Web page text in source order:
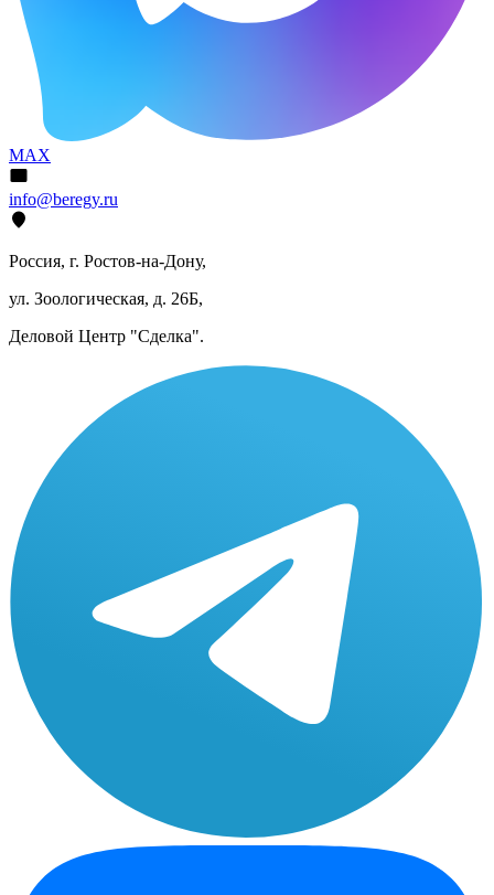
MAX
info@beregy.ru
Россия, г. Ростов-на-Дону,
ул. Зоологическая, д. 26Б,
Деловой Центр "Сделка".